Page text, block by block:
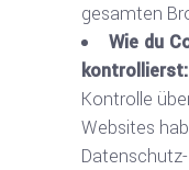
gesamten
Wie du
kontrollierst:
Kontrolle
Websites